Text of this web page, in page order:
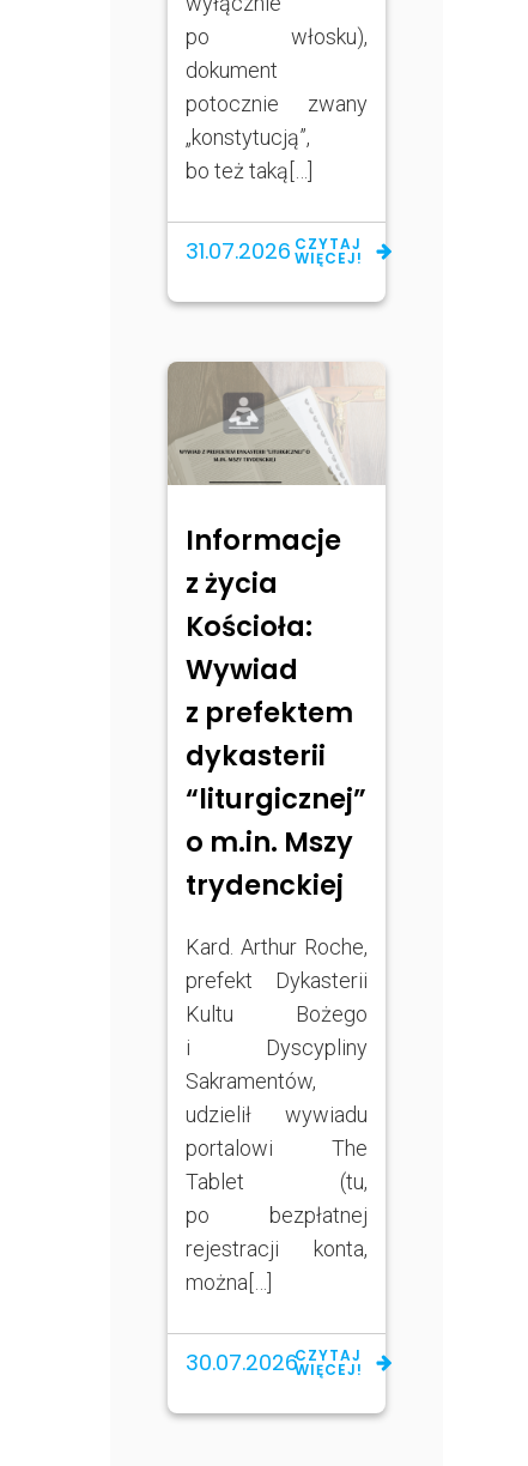
po włosku),
dokument
potocznie zwany
„konstytucją”,
bo też taką[…]
31.07.2026 CZYTAJ
WIĘCEJ!
Informacje
z życia
Kościoła:
Wywiad
z prefektem
dykasterii
“liturgicznej”
o m.in. Mszy
trydenckiej
Kard. Arthur Roche,
prefekt Dykasterii
Kultu Bożego
i Dyscypliny
Sakramentów,
udzielił wywiadu
portalowi The
Tablet (tu,
po bezpłatnej
rejestracji konta,
można[…]
30.07.2026CZYTAJ
WIĘCEJ!